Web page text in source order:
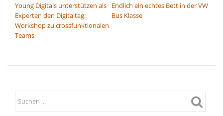
Young Digitals unterstützen als
Experten den Digitaltag:
Workshop zu crossfunktionalen
Teams
Endlich ein echtes Bett in der VW
Bus Klasse